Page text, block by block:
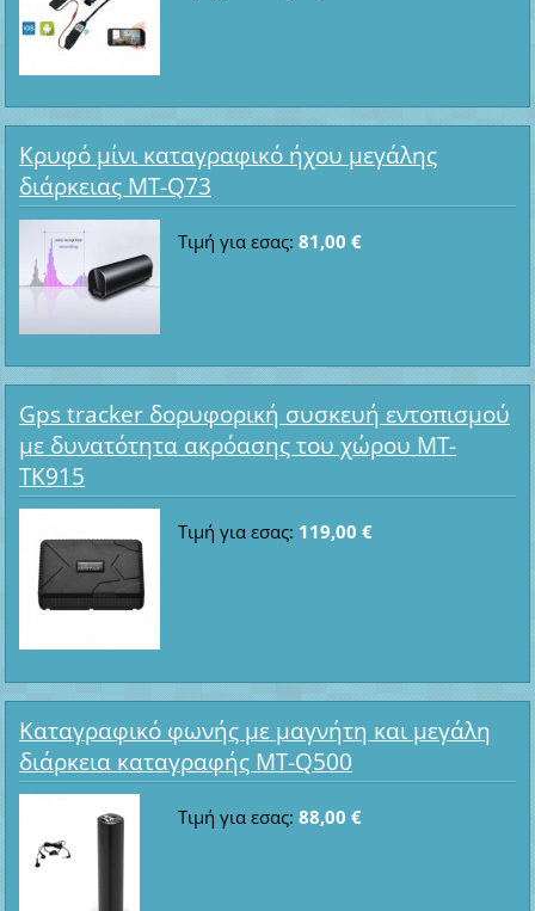
Κρυφό μίνι καταγραφικό ήχου μεγάλης
διάρκειας MT-Q73
Τιμή για εσας: 81,00 €
Gps tracker δορυφορική συσκευή εντοπισμού
με δυνατότητα ακρόασης του χώρου MT-
TK915
Τιμή για εσας: 119,00 €
Καταγραφικό φωνής με μαγνήτη και μεγάλη
διάρκεια καταγραφής MT-Q500
Τιμή για εσας: 88,00 €